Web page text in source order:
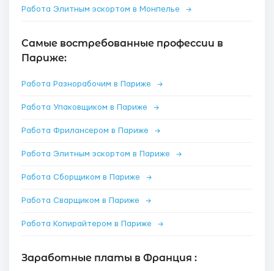
Работа Элитным эскортом в Монпелье →
Самые востребованные профессии в
Париже:
Работа Разнорабочим в Париже →
Работа Упаковщиком в Париже →
Работа Фрилансером в Париже →
Работа Элитным эскортом в Париже →
Работа Сборщиком в Париже →
Работа Сварщиком в Париже →
Работа Копирайтером в Париже →
Заработные платы в Франция :